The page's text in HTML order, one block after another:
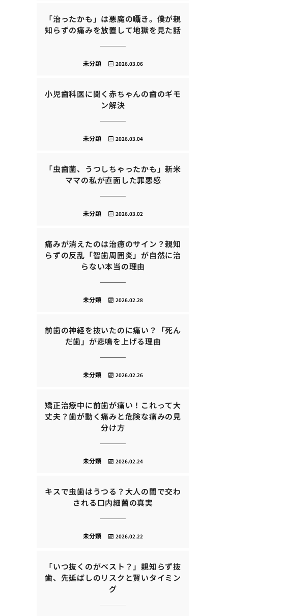
「治ったかも」は悪魔の囁き。僕が親
知らずの痛みを放置して地獄を見た話
2026.03.06
未分類
小児歯科医に聞く赤ちゃんの歯のギモ
ン解決
2026.03.04
未分類
「虫歯菌、うつしちゃったかも」新米
ママの私が直面した罪悪感
2026.03.02
未分類
痛みが消えたのは治癒のサイン？親知
らずの反乱「智歯周囲炎」が自然に治
らない本当の理由
2026.02.28
未分類
前歯の神経を抜いたのに痛い？「死ん
だ歯」が悲鳴を上げる理由
2026.02.26
未分類
矯正治療中に前歯が痛い！これって大
丈夫？歯が動く痛みと危険な痛みの見
分け方
2026.02.24
未分類
キスで虫歯はうつる？大人の間で交わ
される口内細菌の真実
2026.02.22
未分類
「いつ抜くのがベスト？」親知らず抜
歯、先延ばしのリスクと賢いタイミン
グ